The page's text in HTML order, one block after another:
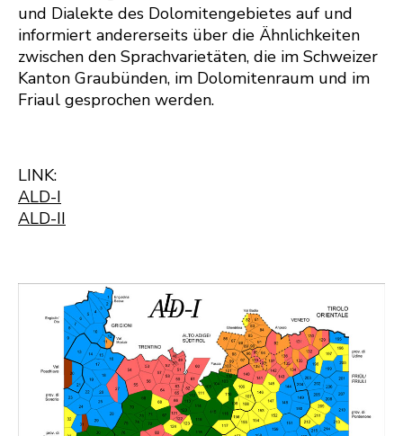
und Dialekte des Dolomitengebietes auf und
informiert andererseits über die Ähnlichkeiten
zwischen den Sprachvarietäten, die im Schweizer
Kanton Graubünden, im Dolomitenraum und im
Friaul gesprochen werden.
LINK:
ALD-I
ALD-II